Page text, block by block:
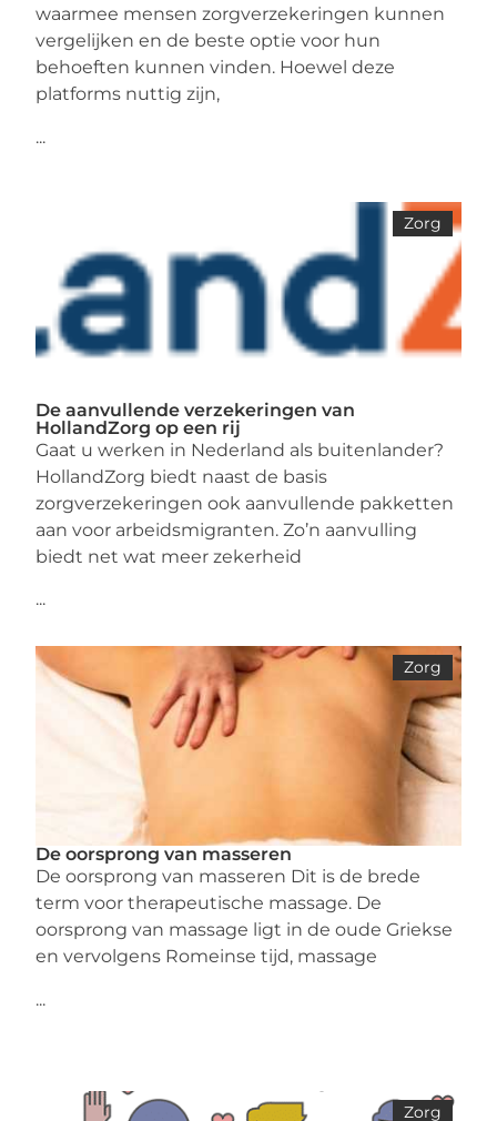
waarmee mensen zorgverzekeringen kunnen
vergelijken en de beste optie voor hun
behoeften kunnen vinden. Hoewel deze
platforms nuttig zijn,
...
Zorg
De aanvullende verzekeringen van
HollandZorg op een rij
Gaat u werken in Nederland als buitenlander?
HollandZorg biedt naast de basis
zorgverzekeringen ook aanvullende pakketten
aan voor arbeidsmigranten. Zo’n aanvulling
biedt net wat meer zekerheid
...
Zorg
De oorsprong van masseren
De oorsprong van masseren Dit is de brede
term voor therapeutische massage. De
oorsprong van massage ligt in de oude Griekse
en vervolgens Romeinse tijd, massage
...
Zorg